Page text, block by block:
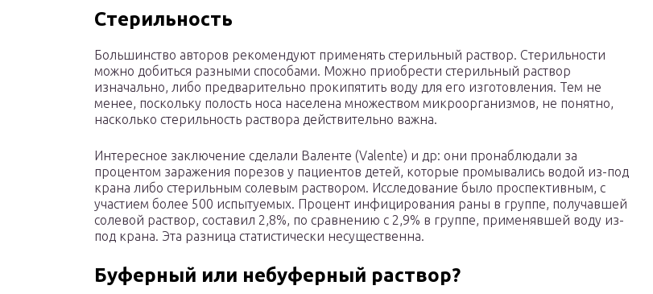
Стерильность
Большинство авторов рекомендуют применять стерильный раствор. Стерильности
можно добиться разными способами. Можно приобрести стерильный раствор
изначально, либо предварительно прокипятить воду для его изготовления. Тем не
менее, поскольку полость носа населена множеством микроорганизмов, не понятно,
насколько стерильность раствора действительно важна.
Интересное заключение сделали Валенте (Valente) и др: они пронаблюдали за
процентом заражения порезов у пациентов детей, которые промывались водой из-под
крана либо стерильным солевым раствором. Исследование было проспективным, с
участием более 500 испытуемых. Процент инфицирования раны в группе, получавшей
солевой раствор, составил 2,8%, по сравнению с 2,9% в группе, применявшей воду из-
под крана. Эта разница статистически несущественна.
Буферный или небуферный раствор?